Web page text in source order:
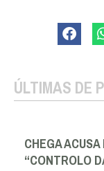
ÚLTIMAS DE
CHEGA
“CONTROLO